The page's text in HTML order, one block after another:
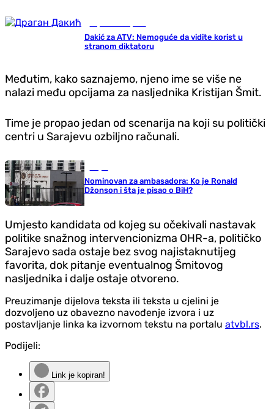
Dakić za ATV: Nemoguće da vidite korist u
stranom diktatoru
Međutim, kako saznajemo, njeno ime se više ne
nalazi među opcijama za nasljednika Kristijan Šmit.
Time je propao jedan od scenarija na koji su politički
centri u Sarajevu ozbiljno računali.
Nominovan za ambasadora: Ko je Ronald
Džonson i šta je pisao o BiH?
Umjesto kandidata od kojeg su očekivali nastavak
politike snažnog intervencionizma OHR-a, političko
Sarajevo sada ostaje bez svog najistaknutijeg
favorita, dok pitanje eventualnog Šmitovog
nasljednika i dalje ostaje otvoreno.
Preuzimanje dijelova teksta ili teksta u cjelini je
dozvoljeno uz obavezno navođenje izvora i uz
postavljanje linka ka izvornom tekstu na portalu atvbl.rs.
Podijeli:
Link je kopiran!